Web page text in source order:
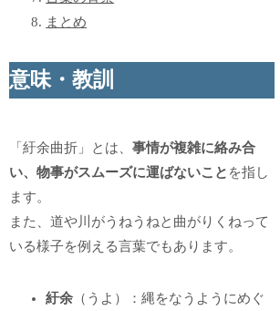
まとめ
意味・教訓
「紆余曲折」とは、事情が複雑に絡み合
い、物事がスムーズに運ばないこと を指し
ます。
また、道や川がうねうねと曲がりくねって
いる様子を例える言葉でもあります。
紆余 （うよ）：縄をなうようにめぐ